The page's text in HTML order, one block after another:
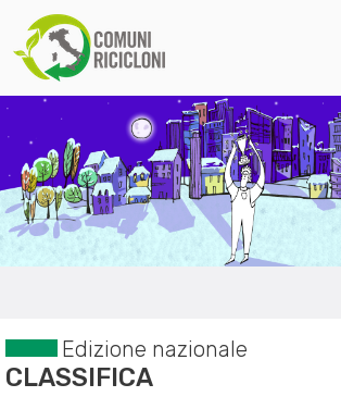
Edizione nazionale
CLASSIFICA